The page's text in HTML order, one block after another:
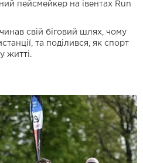
пейсмейкер на івентах Run
свій біговий шлях, чому
та поділився, як спорт
житті.